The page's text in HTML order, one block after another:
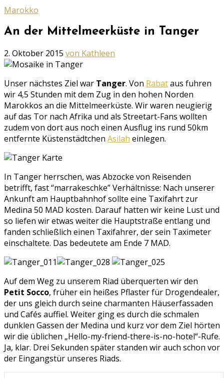
Marokko
An der Mittelmeerküste in Tanger
Geschrieben
am
2. Oktober 2015 von Kathleen
Unser nächstes Ziel war Tanger. Von Rabataus fuhren
wir 4,5 Stunden mit dem Zug in den hohen Norden
Marokkos an die Mittelmeerküste. Wir waren neugierig
auf das Tor nach Afrika und als Streetart-Fans wollten
zudem von dort aus noch einen Ausflug ins rund 50km
entfernte Küstenstädtchen Asilah einlegen.
In Tanger herrschen, was Abzocke von Reisenden
betrifft, fast “marrakeschke” Verhältnisse: Nach unserer
Ankunft am Hauptbahnhof sollte eine Taxifahrt zur
Medina 50 MAD kosten. Darauf hatten wir keine Lust und
so liefen wir etwas weiter die Hauptstraße entlang und
fanden schließlich einen Taxifahrer, der sein Taximeter
einschaltete. Das bedeutete am Ende 7 MAD.
Auf dem Weg zu unserem Riad überquerten wir den
Petit Socco, früher ein heißes Pflaster für Drogendealer,
der uns gleich durch seine charmanten Häuserfassaden
und Cafés auffiel. Weiter ging es durch die schmalen
dunklen Gassen der Medina und kurz vor dem Ziel hörten
wir die üblichen „Hello-my-friend-there-is-no-hotel“-Rufe.
Ja, klar. Drei Sekunden später standen wir auch schon vor
der Eingangstür unseres Riads.